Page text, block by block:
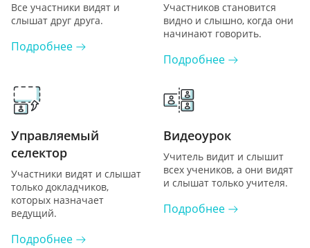
Все участники видят и
слышат друг друга.
Подробнее
Участников становится
видно и слышно, когда они
начинают говорить.
Подробнее
Управляемый
селектор
Участники видят и слышат
только докладчиков,
которых назначает
ведущий.
Подробнее
Видеоурок
Учитель видит и слышит
всех учеников, а они видят
и слышат только учителя.
Подробнее